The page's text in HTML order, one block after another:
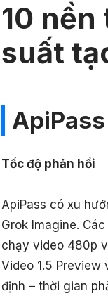
10
suất
ApiPass
Tốc độ phản hồi
ApiPass có xu
Grok Imagine.
chạy video 480p
Video 1.5
định – thời gian